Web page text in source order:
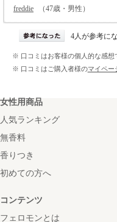
freddie （47歳・男性）
4人が参考に
※ 口コミはお客様の個人的な感想
※ 口コミはご購入者様のマイペー
女性用商品
人気ランキング
無香料
香りつき
初めての方へ
コンテンツ
フェロモンとは